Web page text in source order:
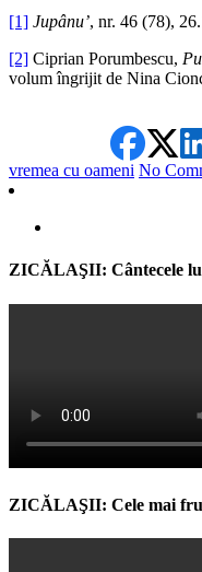
[1] Jupânu’, nr. 46 (78),
[2] Ciprian Porumbescu,
volum îngrijit de Nina
vremea cu oameni No
ZICĂLAŞII: Cântecele
ZICĂLAŞII: Cele mai